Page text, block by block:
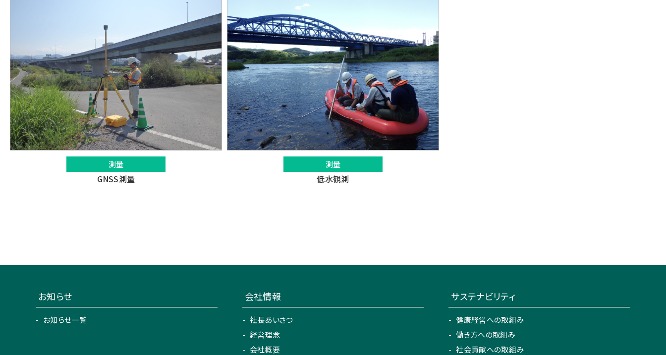
測量
GNSS測量
測量
低水観測
お知らせ
お知らせ一覧
会社情報
社長あいさつ
経営理念
会社概要
サステナビリティ
健康経営への取組み
働き方への取組み
社会貢献への取組み